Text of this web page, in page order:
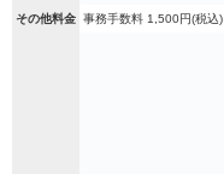
その他料金 事務手数料 1,500円(税込)